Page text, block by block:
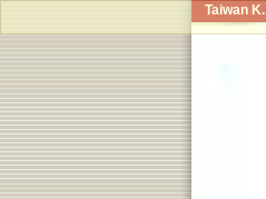
Taiwan